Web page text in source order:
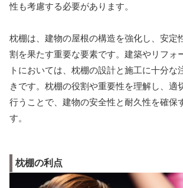
性も考慮する必要があります。
枕棚は、建物の屋根の構造を強化し、安定
割を果たす重要な要素です。建築やリフォ
トにおいては、枕棚の設計と施工に十分な
きです。枕棚の役割や重要性を理解し、適
行うことで、建物の安全性と耐久性を確保
す。
枕棚の利点